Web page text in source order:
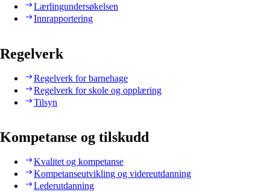
Lærlingundersøkelsen
Innrapportering
Regelverk
Regelverk for barnehage
Regelverk for skole og opplæring
Tilsyn
Kompetanse og tilskudd
Kvalitet og kompetanse
Kompetanseutvikling og videreutdanning
Lederutdanning